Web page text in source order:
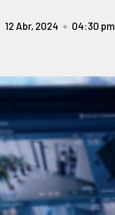
12 Abr, 2024 04:30 pm